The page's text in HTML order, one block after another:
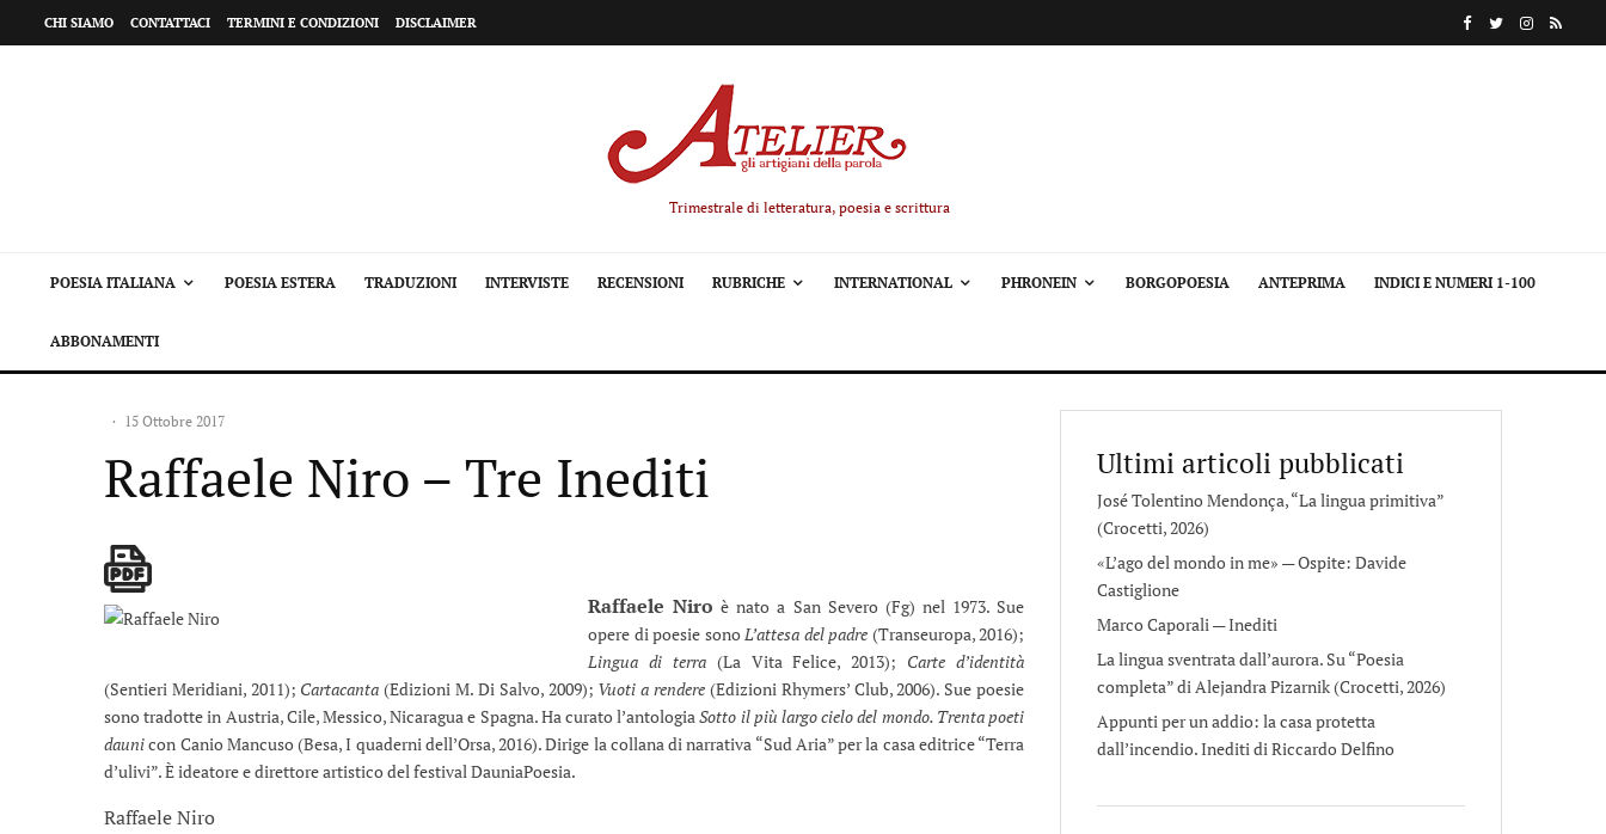
CHI SIAMO CONTATTACI TERMINI E CONDIZIONI DISCLAIMER
Trimestrale di letteratura, poesia e scrittura
POESIA ITALIANA POESIA ESTERA TRADUZIONI INTERVISTE RECENSIONI RUBRICHE INTERNATIONAL PHRONEIN BORGOPOESIA ANTEPRIMA INDICI E NUMERI 1-100
ABBONAMENTI
· 15 Ottobre 2017
Raffaele Niro – Tre Inediti
Raffaele Niro è nato a San Severo (Fg) nel 1973. Sue
opere di poesie sonoL’attesa del padre (Transeuropa, 2016);
Lingua di terra(La Vita Felice, 2013); Carte d’identità
(Sentieri Meridiani, 2011); Cartacanta (Edizioni M. Di Salvo, 2009); Vuoti a rendere (Edizioni Rhymers’ Club, 2006). Sue poesie
sono tradotte in Austria, Cile, Messico, Nicaragua e Spagna. Ha curato l’antologiaSotto il più largo cielo del mondo. Trenta poeti
daunicon Canio Mancuso (Besa, I quaderni dell’Orsa, 2016). Dirige la collana di narrativa “Sud Aria” per la casa editrice “Terra
d’ulivi”. È ideatore e direttore artistico del festival DauniaPoesia.
Raffaele Niro
Ultimi articoli pubblicati
José Tolentino Mendonça, “La lingua primitiva”
(Crocetti, 2026)
«L’ago del mondo in me» — Ospite: Davide
Castiglione
Marco Caporali — Inediti
La lingua sventrata dall’aurora. Su “Poesia
completa” di Alejandra Pizarnik (Crocetti, 2026)
Appunti per un addio: la casa protetta
dall’incendio. Inediti di Riccardo Delfino